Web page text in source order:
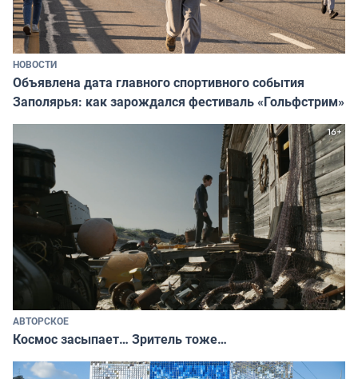
НОВОСТИ
Объявлена дата главного спортивного события
Заполярья: как зарождался фестиваль «Гольфстрим»
АВТОРСКОЕ
Космос засыпает… Зритель тоже…